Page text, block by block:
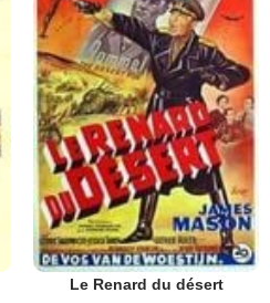
Le Renard du désert